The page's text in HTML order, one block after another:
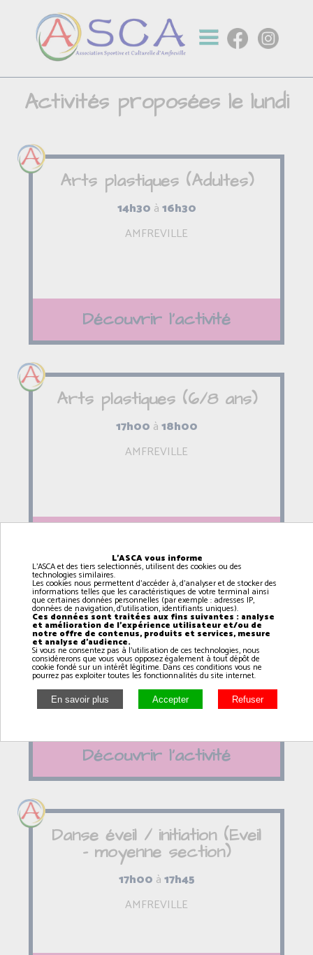
Activités proposées le lundi
Arts plastiques (Adultes)
14h30 à16h30
AMFREVILLE
Découvrir l'activité
Arts plastiques (6/8 ans)
17h00 à18h00
AMFREVILLE
Arts plastiques (9/12 ans)
18h00à19h00
AMFREVILLE
Découvrir l'activité
Danse éveil / initiation (Eveil
- moyenne section)
17h00 à17h45
AMFREVILLE
L'ASCA vous informe
L'ASCA et des tiers selectionnés, utilisent des cookies ou des
technologies similaires.
Les cookies nous permettent d'accéder à, d'analyser et de stocker des
informations telles que les caractéristiques de votre terminal ainsi
que certaines données personnelles (par exemple : adresses IP,
données de navigation, d'utilisation, identifiants uniques).
Ces données sont traitées aux fins suivantes : analyse
et amélioration de l'expérience utilisateur et/ou de
notre offre de contenus, produits et services, mesure
et analyse d'audience.
Si vous ne consentez pas à l'utilisation de ces technologies, nous
considérerons que vous vous opposez également à tout dépôt de
cookie fondé sur un intérêt légitime. Dans ces conditions vous ne
pourrez pas exploiter toutes les fonctionnalités du site internet.